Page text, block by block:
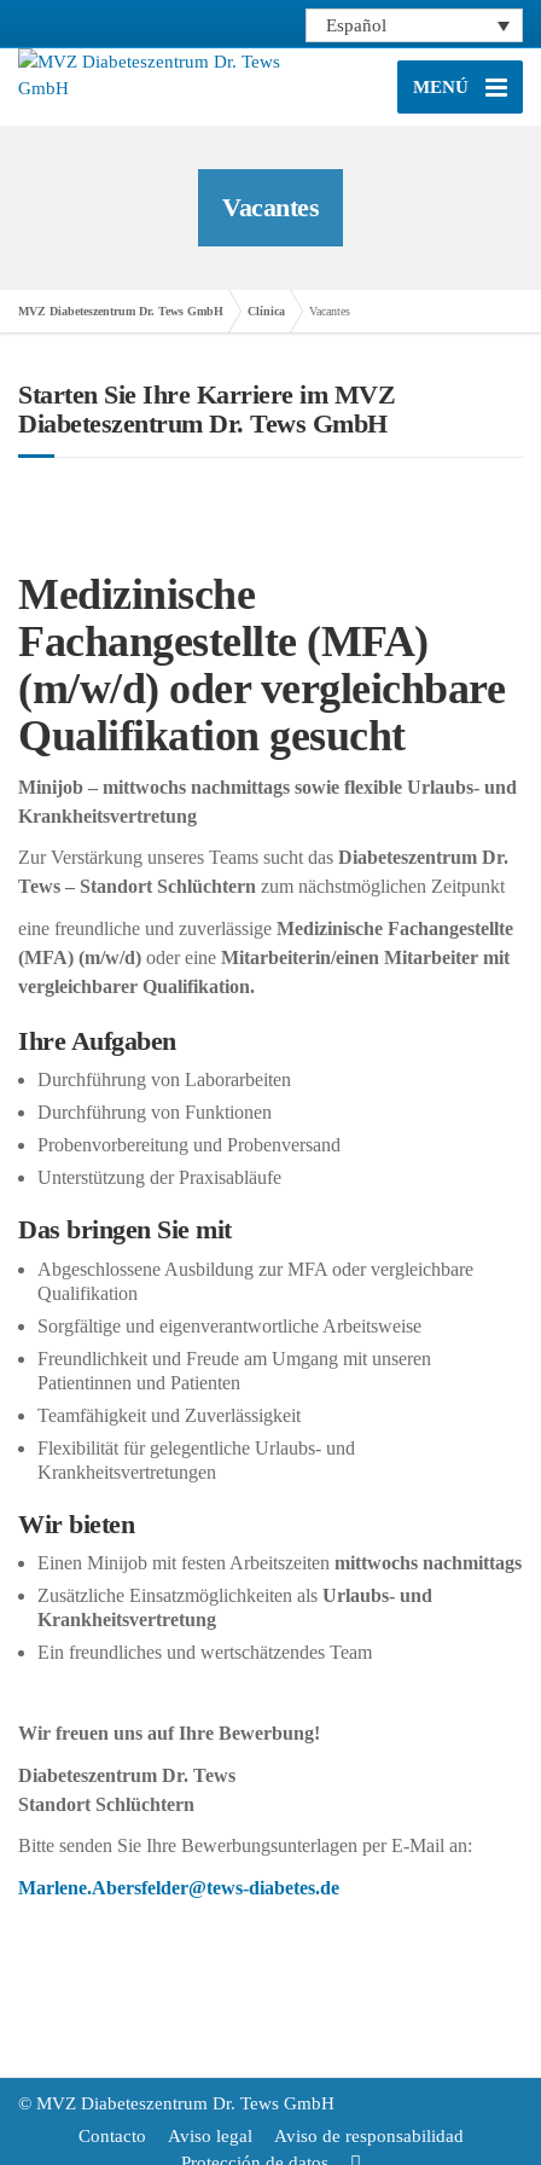
Español
MENÚ
Vacantes
MVZ Diabeteszentrum Dr. Tews GmbH Clínica Vacantes
Starten Sie Ihre Karriere im MVZ
Diabeteszentrum Dr. Tews GmbH
Medizinische
Fachangestellte (MFA)
(m/w/d) oder vergleichbare
Qualifikation gesucht
Minijob – mittwochs nachmittags sowie flexible Urlaubs- und
Krankheitsvertretung
Zur Verstärkung unseres Teams sucht das Diabeteszentrum Dr.
Tews – Standort Schlüchtern zum nächstmöglichen Zeitpunkt
eine freundliche und zuverlässige Medizinische Fachangestellte
(MFA) (m/w/d) oder eine Mitarbeiterin/einen Mitarbeiter mit
vergleichbarer Qualifikation.
Ihre Aufgaben
Durchführung von Laborarbeiten
Durchführung von Funktionen
Probenvorbereitung und Probenversand
Unterstützung der Praxisabläufe
Das bringen Sie mit
Abgeschlossene Ausbildung zur MFA oder vergleichbare
Qualifikation
Sorgfältige und eigenverantwortliche Arbeitsweise
Freundlichkeit und Freude am Umgang mit unseren
Patientinnen und Patienten
Teamfähigkeit und Zuverlässigkeit
Flexibilität für gelegentliche Urlaubs- und
Krankheitsvertretungen
Wir bieten
Einen Minijob mit festen Arbeitszeiten mittwochs nachmittags
Zusätzliche Einsatzmöglichkeiten als Urlaubs- und
Krankheitsvertretung
Ein freundliches und wertschätzendes Team
Wir freuen uns auf Ihre Bewerbung!
Diabeteszentrum Dr. Tews
Standort Schlüchtern
Bitte senden Sie Ihre Bewerbungsunterlagen per E-Mail an:
Marlene.Abersfelder@tews-diabetes.de
© MVZ Diabeteszentrum Dr. Tews GmbH
Contacto
Aviso legal
Aviso de responsabilidad